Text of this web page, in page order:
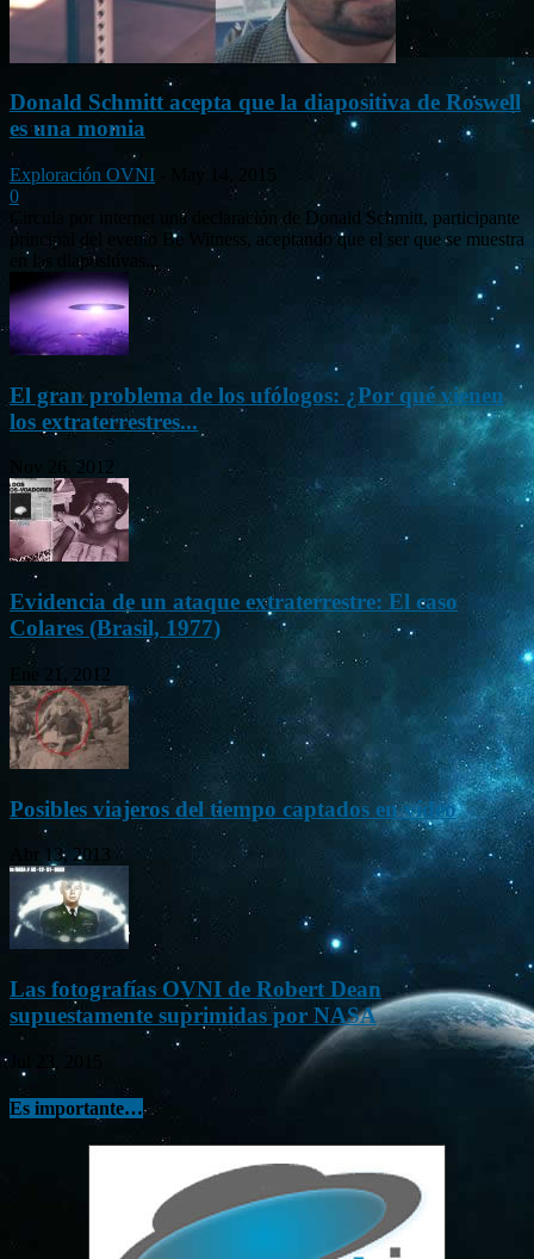
Donald Schmitt acepta que la diapositiva de Roswell
es una momia
Exploración OVNI
0
Circula por internet una declaración de Donald Schmitt, participante
principal del evento Be Witness, aceptando que el ser que se muestra
en las diapositivas...
El gran problema de los ufólogos: ¿Por qué vienen
los extraterrestres...
Nov 26, 2012
Evidencia de un ataque extraterrestre: El caso
Colares (Brasil, 1977)
Ene 21, 2012
Posibles viajeros del tiempo captados en vídeo
Abr 13, 2013
Las fotografías OVNI de Robert Dean
supuestamente suprimidas por NASA
Es importante…